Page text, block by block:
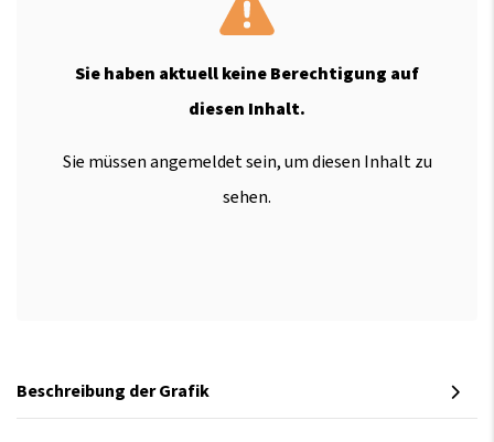
Sie haben aktuell keine Berechtigung auf
diesen Inhalt.
Sie müssen angemeldet sein, um diesen Inhalt zu
sehen.
Beschreibung der Grafik